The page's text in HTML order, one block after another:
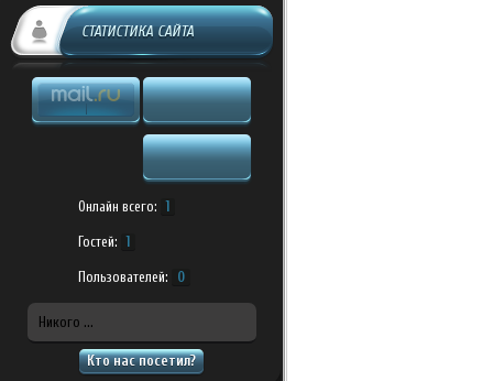
СТАТИСТИКА САЙТА
Онлайн всего: 1
Гостей: 1
Пользователей: 0
Никого ...
Кто нас посетил?